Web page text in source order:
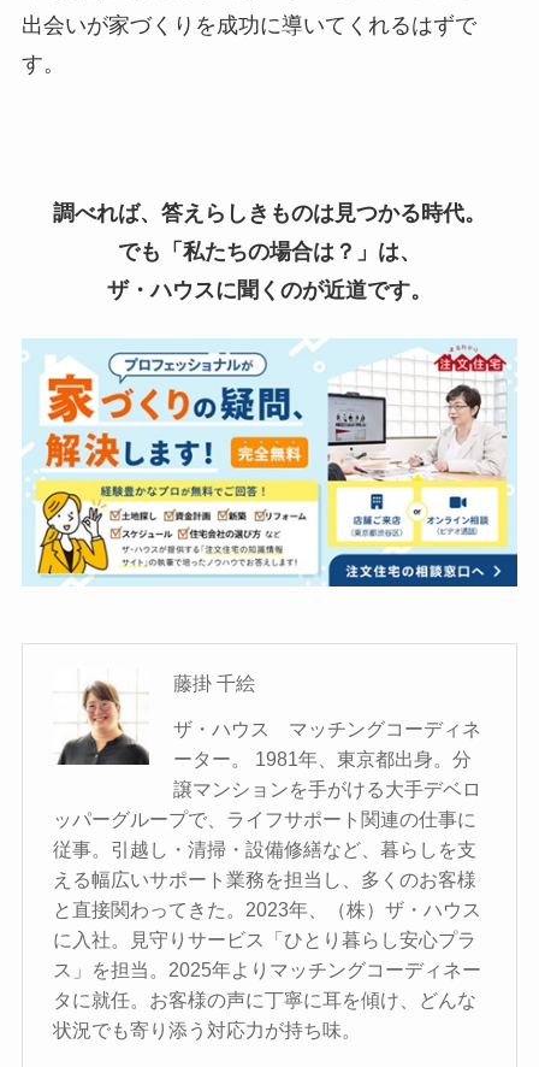
出会いが家づくりを成功に導いてくれるはずで
す。
調べれば、答えらしきものは見つかる時代。
でも「私たちの場合は？」は、
ザ・ハウスに聞くのが近道です。
藤掛 千絵
ザ・ハウス マッチングコーディネ
ーター。 1981年、東京都出身。分
譲マンションを手がける大手デベロ
ッパーグループで、ライフサポート関連の仕事に
従事。引越し・清掃・設備修繕など、暮らしを支
える幅広いサポート業務を担当し、多くのお客様
と直接関わってきた。2023年、（株）ザ・ハウス
に入社。見守りサービス「ひとり暮らし安心プラ
ス」を担当。2025年よりマッチングコーディネー
タに就任。お客様の声に丁寧に耳を傾け、どんな
状況でも寄り添う対応力が持ち味。